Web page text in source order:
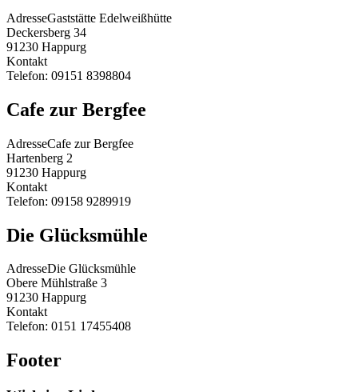
AdresseGaststätte Edelweißhütte
Deckersberg 34
91230 Happurg
Kontakt
Telefon: 09151 8398804
Cafe zur Bergfee
AdresseCafe zur Bergfee
Hartenberg 2
91230 Happurg
Kontakt
Telefon: 09158 9289919
Die Glücksmühle
AdresseDie Glücksmühle
Obere Mühlstraße 3
91230 Happurg
Kontakt
Telefon: 0151 17455408
Footer